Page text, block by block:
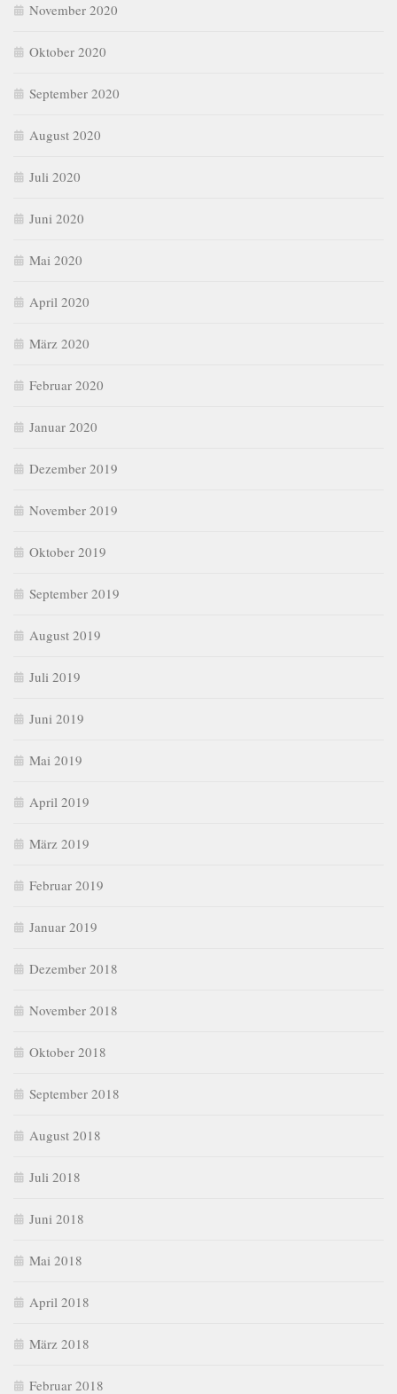
November 2020
Oktober 2020
September 2020
August 2020
Juli 2020
Juni 2020
Mai 2020
April 2020
März 2020
Februar 2020
Januar 2020
Dezember 2019
November 2019
Oktober 2019
September 2019
August 2019
Juli 2019
Juni 2019
Mai 2019
April 2019
März 2019
Februar 2019
Januar 2019
Dezember 2018
November 2018
Oktober 2018
September 2018
August 2018
Juli 2018
Juni 2018
Mai 2018
April 2018
März 2018
Februar 2018